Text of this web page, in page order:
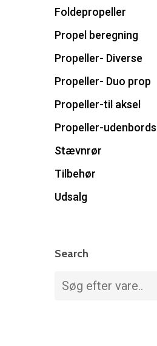
Foldepropeller
Propel beregning
Propeller- Diverse
Propeller- Duo prop
Propeller-til aksel
Propeller-udenbords
Stævnrør
Tilbehør
Udsalg
Search